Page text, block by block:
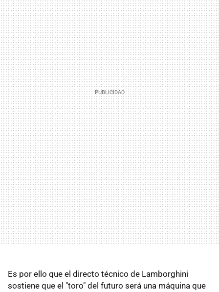
Es por ello que el directo técnico de Lamborghini
sostiene que el "toro" del futuro será una máquina que